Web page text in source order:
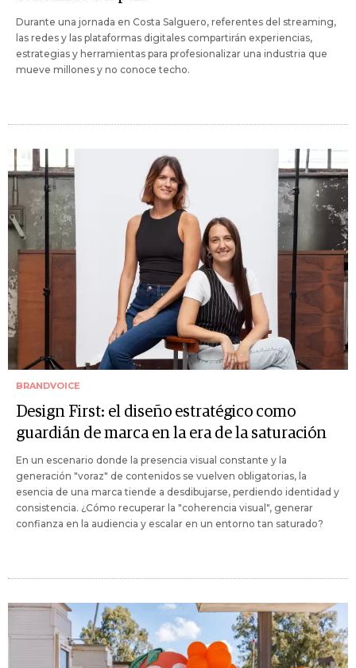
Durante una jornada en Costa Salguero, referentes del streaming,
las redes y las plataformas digitales compartirán experiencias,
estrategias y herramientas para profesionalizar una industria que
mueve millones y no conoce techo.
BRANDVOICE
Design First: el diseño estratégico como
guardián de marca en la era de la saturación
En un escenario donde la presencia visual constante y la
generación "voraz" de contenidos se vuelven obligatorias, la
esencia de una marca tiende a desdibujarse, perdiendo identidad y
consistencia. ¿Cómo recuperar la "coherencia visual", generar
confianza en la audiencia y escalar en un entorno tan saturado?